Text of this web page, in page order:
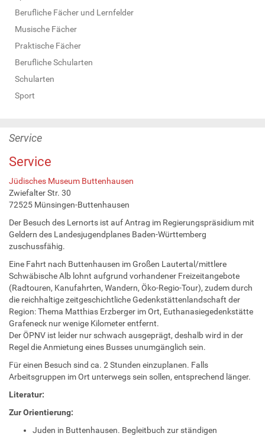
Berufliche Fächer und Lernfelder
Musische Fächer
Praktische Fächer
Berufliche Schularten
Schularten
Sport
Service
Service
Jüdisches Museum Buttenhausen
Zwiefalter Str. 30
72525 Münsingen-Buttenhausen
Der Besuch des Lernorts ist auf Antrag im Regierungspräsidium mit
Geldern des Landesjugendplanes Baden-Württemberg
zuschussfähig.
Eine Fahrt nach Buttenhausen im Großen Lautertal/mittlere
Schwäbische Alb lohnt aufgrund vorhandener Freizeitangebote
(Radtouren, Kanufahrten, Wandern, Öko-Regio-Tour), zudem durch
die reichhaltige zeitgeschichtliche Gedenkstättenlandschaft der
Region: Thema Matthias Erzberger im Ort, Euthanasiegedenkstätte
Grafeneck nur wenige Kilometer entfernt.
Der ÖPNV ist leider nur schwach ausgeprägt, deshalb wird in der
Regel die Anmietung eines Busses unumgänglich sein.
Für einen Besuch sind ca. 2 Stunden einzuplanen. Falls
Arbeitsgruppen im Ort unterwegs sein sollen, entsprechend länger.
Literatur:
Zur Orientierung:
Juden in Buttenhausen. Begleitbuch zur ständigen